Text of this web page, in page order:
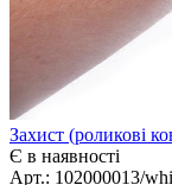
Захист (роликові
Є в наявності
Арт.: 102000013/